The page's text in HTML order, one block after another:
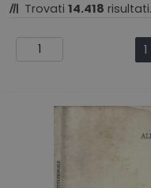
BLOG
Trovati 14.418 risultati.
1